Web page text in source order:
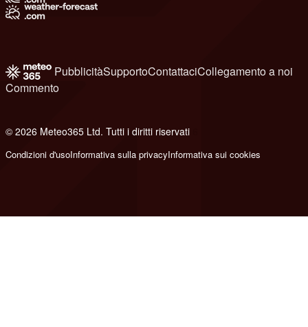
PubblicitàSupportoContattaciCollegamento a noi
Commento
© 2026 Meteo365 Ltd. Tutti i diritti riservati
Condizioni d'usoInformativa sulla privacyInformativa sui cookies